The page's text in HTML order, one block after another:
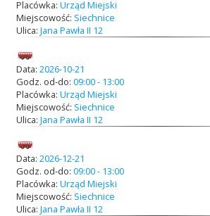
Placówka: Urząd Miejski
Miejscowość: Siechnice
Ulica: Jana Pawła II 12
Data: 2026-10-21
Godz. od-do: 09:00 - 13:00
Placówka: Urząd Miejski
Miejscowość: Siechnice
Ulica: Jana Pawła II 12
Data: 2026-12-21
Godz. od-do: 09:00 - 13:00
Placówka: Urząd Miejski
Miejscowość: Siechnice
Ulica: Jana Pawła II 12